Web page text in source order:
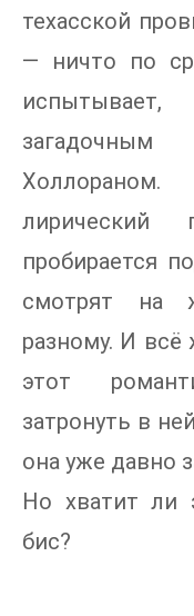
техасской
— ничто по
лирический
пробирается
смотрят на
разному. И всё
этот
затронуть в
она уже давно
Но хватит ли
бис?